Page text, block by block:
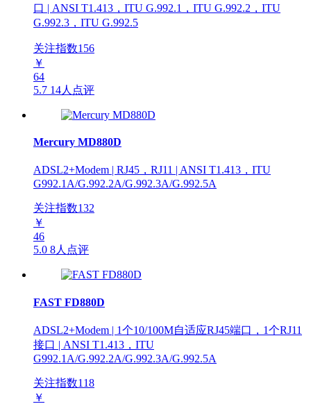
口 | ANSI T1.413，ITU G.992.1，ITU G.992.2，ITU
G.992.3，ITU G.992.5
关注指数156
￥
64
5.7 14人点评
Mercury MD880D
ADSL2+Modem | RJ45，RJ11 | ANSI T1.413，ITU
G992.1A/G.992.2A/G.992.3A/G.992.5A
关注指数132
￥
46
5.0 8人点评
FAST FD880D
ADSL2+Modem | 1个10/100M自适应RJ45端口，1个RJ11
接口 | ANSI T1.413，ITU
G992.1A/G.992.2A/G.992.3A/G.992.5A
关注指数118
￥